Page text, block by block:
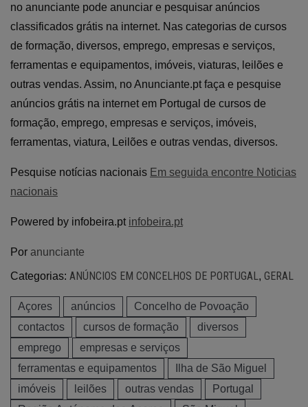
no anunciante pode anunciar e pesquisar anúncios
classificados grátis na internet. Nas categorias de cursos
de formação, diversos, emprego, empresas e serviços,
ferramentas e equipamentos, imóveis, viaturas, leilões e
outras vendas. Assim, no Anunciante.pt faça e pesquise
anúncios grátis na internet em Portugal de cursos de
formação, emprego, empresas e serviços, imóveis,
ferramentas, viatura, Leilões e outras vendas, diversos.
Pesquise notícias nacionais Em seguida encontre Noticias
nacionais
Powered by infobeira.pt infobeira.pt
Por anunciante
Categorias: ANÚNCIOS EM CONCELHOS DE PORTUGAL , GERAL
Açores anúncios
Concelho de Povoação
contactos
cursos de formação
diversos
emprego
empresas e serviços
ferramentas e equipamentos
Ilha de São Miguel
imóveis
leilões outras vendas
Portugal